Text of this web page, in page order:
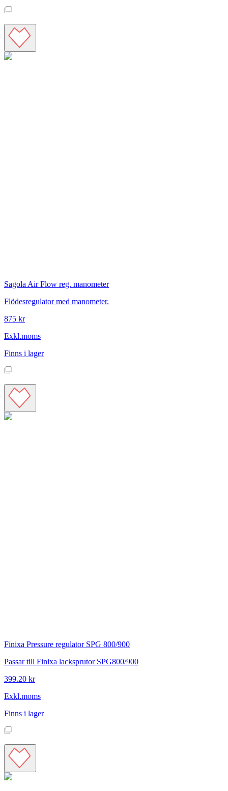
Sagola Air Flow reg. manometer
Flödesregulator med manometer.
875 kr
Exkl.moms
Finns i lager
Finixa Pressure regulator SPG 800/900
Passar till Finixa lacksprutor SPG800/900
399.20 kr
Exkl.moms
Finns i lager